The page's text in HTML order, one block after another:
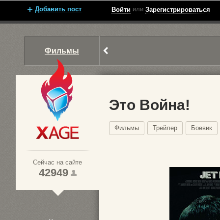
Добавить пост Войти или Зарегистрироваться
Фильмы
Сейчас на сайте
42949
Это Война!
Фильмы Трейлер Боевик